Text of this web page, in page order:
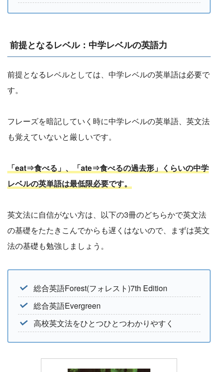
前提となるレベル：中学レベルの英語力
前提となるレベルとしては、中学レベルの英単語は必要で
す。
フレーズを暗記していく時に中学レベルの英単語、英文法
も覚えていないと厳しいです。
「eat⇒食べる」、「ate⇒食べるの過去形」くらいの中学
レベルの英単語は最低限必要です。
英文法に自信がない方は、以下の3冊のどちらかで英文法
の基礎をたたきこんでからも遅くはないので、まずは英文
法の基礎も勉強しましょう。
総合英語Forest(フォレスト)7th Edition
総合英語Evergreen
高校英文法をひとつひとつわかりやすく